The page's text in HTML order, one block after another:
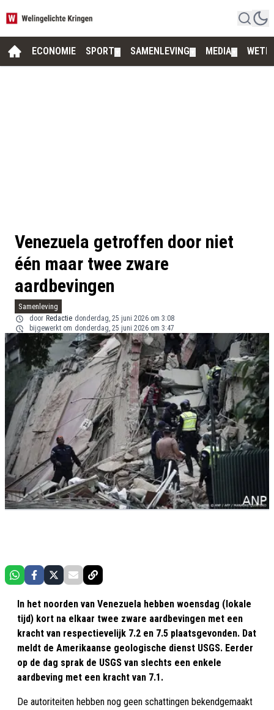
ECONOMIE SPORT SAMENLEVING MEDIA
Venezuela getroffen door niet
één maar twee zware
aardbevingen
Samenleving
door Redactie donderdag, 25 juni 2026 om 3:08
bijgewerkt om donderdag, 25 juni 2026 om 3:47
In het noorden van Venezuela hebben woensdag (lokale
tijd) kort na elkaar twee zware aardbevingen met een
kracht van respectievelijk 7.2 en 7.5 plaatsgevonden. Dat
meldt de Amerikaanse geologische dienst USGS. Eerder
op de dag sprak de USGS van slechts een enkele
aardbeving met een kracht van 7.1.
De autoriteiten hebben nog geen schattingen bekendgemaakt